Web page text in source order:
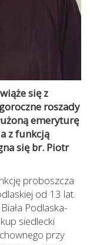
się z
roszady
emeryturę
z funkcją
się br. Piotr
proboszcza
od 13 lat.
Podlaska-
siedlecki
przy